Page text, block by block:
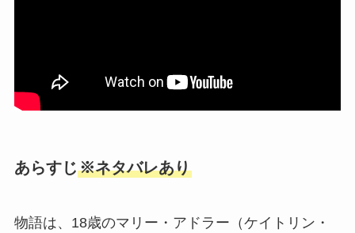
あらすじ※ネタバレあり
物語は、18歳のマリー・アドラー（ケイトリン・